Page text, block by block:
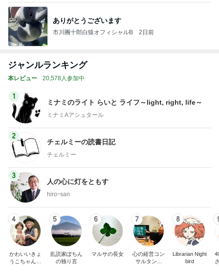
ありがとうございます
市川團十郎白猿オフィシャルB 2日前
ジャンルランキング
本レビュー 20,578人参加中
1
ミナミのライト らいと ライフ～light, right, life～
ミナミAアシュタール
2
チェルミーの読書日記
チェルミー
3
人の心に灯をともす
hiroｰsan
4
かわいいきょ
うこちゃんブ
5
乱読家ぽちん
の独り言
6
マルサの長女
7
心の経営コン
サルタント
8
Librarian Night
bird